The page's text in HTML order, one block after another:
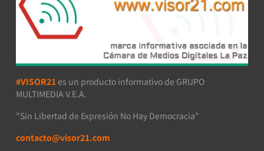
#VISOR21 es un producto informativo de GRUPO
MULTIMEDIA V.E.A.
"Sin Libertad de Expresión No Hay Democracia"
contacto@visor21.com